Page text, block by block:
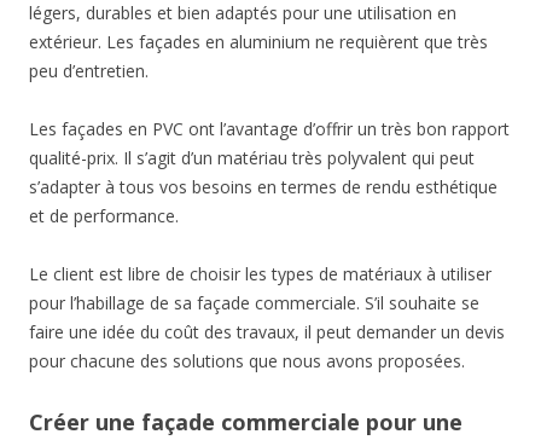
légers, durables et bien adaptés pour une utilisation en
extérieur. Les façades en aluminium ne requièrent que très
peu d’entretien.
Les façades en PVC ont l’avantage d’offrir un très bon rapport
qualité-prix. Il s’agit d’un matériau très polyvalent qui peut
s’adapter à tous vos besoins en termes de rendu esthétique
et de performance.
Le client est libre de choisir les types de matériaux à utiliser
pour l’habillage de sa façade commerciale. S’il souhaite se
faire une idée du coût des travaux, il peut demander un devis
pour chacune des solutions que nous avons proposées.
Créer une façade commerciale pour une